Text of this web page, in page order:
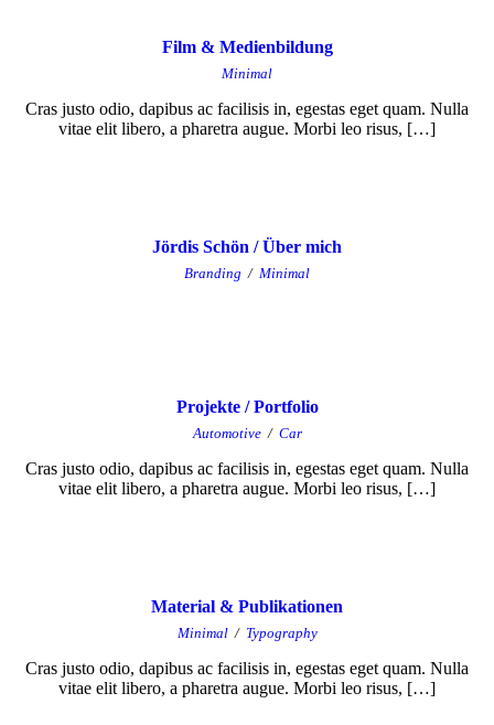
Film & Medienbildung
Minimal
Cras justo odio, dapibus ac facilisis in, egestas eget quam. Nulla
vitae elit libero, a pharetra augue. Morbi leo risus, […]
Jördis Schön / Über mich
Branding / Minimal
Projekte / Portfolio
Automotive / Car
Cras justo odio, dapibus ac facilisis in, egestas eget quam. Nulla
vitae elit libero, a pharetra augue. Morbi leo risus, […]
Material & Publikationen
Minimal / Typography
Cras justo odio, dapibus ac facilisis in, egestas eget quam. Nulla
vitae elit libero, a pharetra augue. Morbi leo risus, […]